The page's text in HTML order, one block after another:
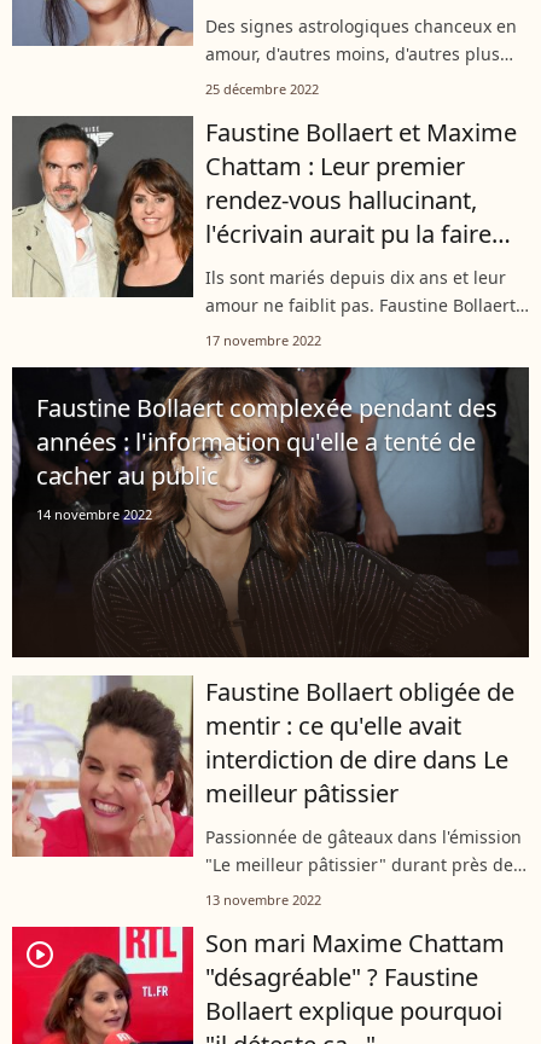
Des signes astrologiques chanceux en
amour, d'autres moins, d'autres plus
aptes à devenir des pervers
plus flemmards du zodiaque ?
25 décembre 2022
Faustine Bollaert et Maxime
Chattam : Leur premier
rendez-vous hallucinant,
l'écrivain aurait pu la faire
fuir
Ils sont mariés depuis dix ans et leur
amour ne faiblit pas. Faustine Bollaert
et Maxime Chattam se sont rencontrés
souviendront à jamais de leur...
17 novembre 2022
Faustine Bollaert complexée pendant des
années : l'information qu'elle a tenté de
cacher au public
14 novembre 2022
Faustine Bollaert obligée de
mentir : ce qu'elle avait
interdiction de dire dans Le
meilleur pâtissier
Passionnée de gâteaux dans l'émission
"Le meilleur pâtissier" durant près de
cinq ans, Faustine Bollaert a confié sur
la chaine M6. Obligée de...
13 novembre 2022
player2
Son mari Maxime Chattam
"désagréable" ? Faustine
Bollaert explique pourquoi